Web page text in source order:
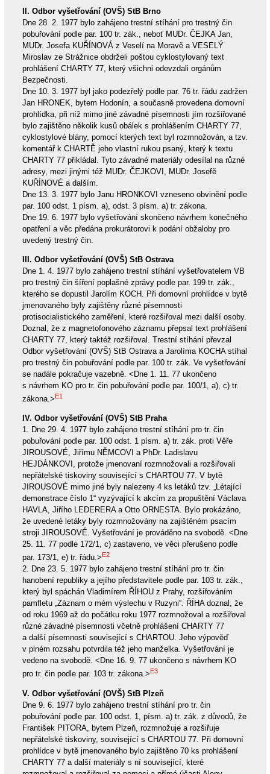
II. Odbor vyšetřování (OVŠ) StB Brno
Dne 28. 2. 1977 bylo zahájeno trestní stíhání pro trestný čin
pobuřování podle par. 100 tr. zák., neboť MUDr. ČEJKA Jan,
MUDr. Josefa KUŘÍNOVÁ z Veselí na Moravě a VESELÝ
Miroslav ze Strážnice obdrželi poštou cyklostylovaný text
prohlášení CHARTY 77, který všichni odevzdali orgánům
Bezpečnosti.
Dne 10. 3. 1977 byl jako podezřelý podle par. 76 tr. řádu zadržen
Jan HRONEK, bytem Hodonín, a současně provedena domovní
prohlídka, při níž mimo jiné závadné písemnosti jím rozšiřované
bylo zajištěno několik kusů obálek s prohlášením CHARTY 77,
cyklostylové blány, pomocí kterých text byl rozmnožován, a tzv.
komentář k CHARTĚ jeho vlastní rukou psaný, který k textu
CHARTY 77 přikládal. Tyto závadné materiály odesílal na různé
adresy, mezi jinými též MUDr. ČEJKOVI, MUDr. Josefě
KUŘÍNOVÉ a dalším.
Dne 13. 3. 1977 bylo Janu HRONKOVI vzneseno obvinění podle
par. 100 odst. 1 písm. a), odst. 3 písm. a) tr. zákona.
Dne 19. 6. 1977 bylo vyšetřování skončeno návrhem konečného
opatření a věc předána prokurátorovi k podání obžaloby pro
uvedený trestný čin.
III. Odbor vyšetřování (OVŠ) StB Ostrava
Dne 1. 4. 1977 bylo zahájeno trestní stíhání vyšetřovatelem VB
pro trestný čin šíření poplašné zprávy podle par. 199 tr. zák.,
kterého se dopustil Jarolím KOCH. Při domovní prohlídce v bytě
jmenovaného byly zajištěny různé písemnosti
protisocialistického zaměření, které rozšiřoval mezi další osoby.
Doznal, že z magnetofonového záznamu přepsal text prohlášení
CHARTY 77, který taktéž rozšiřoval. Trestní stíhání převzal
Odbor vyšetřování (OVŠ) StB Ostrava a Jarolíma KOCHA stíhal
pro trestný čin pobuřování podle par. 100 tr. zák. Ve vyšetřování
se nadále pokračuje vazebně. <Dne 1. 11. 77 ukončeno
s návrhem KO pro tr. čin pobuřování podle par. 100/1, a), c) tr.
zákona.>E1
IV. Odbor vyšetřování (OVŠ) StB Praha
1. Dne 29. 4. 1977 bylo zahájeno trestní stíhání pro tr. čin
pobuřování podle par. 100 odst. 1 písm. a) tr. zák. proti Věře
JIROUSOVÉ, Jiřímu NĚMCOVI a PhDr. Ladislavu
HEJDÁNKOVI, protože jmenovaní rozmnožovali a rozšiřovali
nepřátelské tiskoviny související s CHARTOU 77. V bytě
JIROUSOVÉ mimo jiné byly nalezeny 4 ks letáků tzv. „Létající
demonstrace číslo 1“ vyzývající k akcím za propuštění Václava
HAVLA, Jiřího LEDERERA a Otto ORNESTA. Bylo prokázáno,
že uvedené letáky byly rozmnožovány na zajištěném psacím
stroji JIROUSOVÉ. Vyšetřování je prováděno na svobodě. <Dne
25. 11. 77 podle 172/1, c) zastaveno, ve věci přerušeno podle
par. 173/1, e) tr. řádu.>E2
2. Dne 23. 5. 1977 bylo zahájeno trestní stíhání pro tr. čin
hanobení republiky a jejího představitele podle par. 103 tr. zák.,
který byl spáchán Vladimírem ŘÍHOU z Prahy, rozšiřováním
pamfletu „Záznam o mém výslechu v Ruzyni“. ŘÍHA doznal, že
od roku 1969 až do počátku roku 1977 rozmnožoval a rozšiřoval
různé závadné písemnosti včetně prohlášení CHARTY 77
a další písemnosti související s CHARTOU. Jeho výpověď
v plném rozsahu potvrdila též jeho manželka. Vyšetřování je
vedeno na svobodě. <Dne 16. 9. 77 ukončeno s návrhem KO
pro tr. čin podle par. 103 tr. zákona.> E3
V. Odbor vyšetřování (OVŠ) StB Plzeň
Dne 9. 6. 1977 bylo zahájeno trestní stíhání pro tr. čin
pobuřování podle par. 100 odst. 1, písm. a) tr. zák. z důvodů, že
František PITORA, bytem Plzeň, rozmnožuje a rozšiřuje
nepřátelské tiskoviny, související s CHARTOU 77. Při domovní
prohlídce v bytě jmenovaného bylo zajištěno 70 ks prohlášení
CHARTY 77 a další materiály s ní související, které